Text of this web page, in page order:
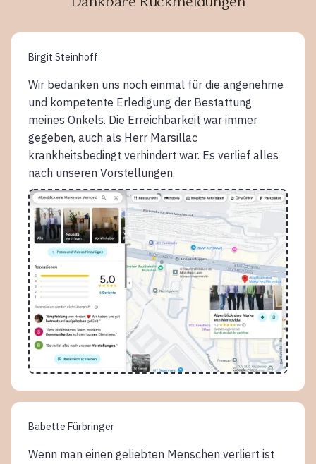
Birgit Steinhoff
Wir bedanken uns noch einmal für die angenehme
und kompetente Erledigung der Bestattung
meines Onkels. Die Erreichbarkeit war immer
gegeben, auch als Herr Marsillac
krankheitsbedingt verhindert war. Es verlief alles
nach unseren Vorstellungen.
Babette Fürbringer
Wenn man einen geliebten Menschen verliert ist